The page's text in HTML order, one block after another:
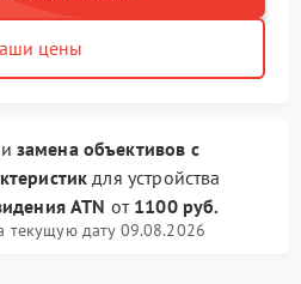
цены
замена объективов с
для устройства
ATN от 1100 руб.
текущую дату 09.08.2026